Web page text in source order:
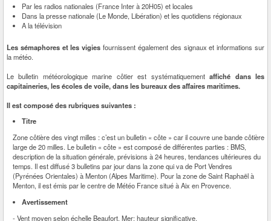
Par les radios nationales (France Inter à 20H05) et locales
Dans la presse nationale (Le Monde, Libération) et les quotidiens régionaux
A la télévision
Les sémaphores et les vigiesfournissent également des signaux et informations sur
la météo.
Le bulletin météorologique marine côtier est systématiquementaffiché dans les
capitaineries, les écoles de voile, dans les bureaux des affaires maritimes.
Il est composé des rubriques suivantes :
Titre
Zone côtière des vingt milles : c’est un bulletin « côte » car il couvre une bande côtière
large de 20 milles. Le bulletin « côte » est composé de différentes parties : BMS,
description de la situation générale, prévisions à 24 heures, tendances ultérieures du
temps. Il est diffusé 3 bulletins par jour dans la zone qui va de Port Vendres
(Pyrénées Orientales) à Menton (Alpes Maritime). Pour la zone de Saint Raphaël à
Menton, il est émis par le centre de Météo France situé à Aix en Provence.
Avertissement
- Vent moyen selon échelle Beaufort. Mer: hauteur significative.